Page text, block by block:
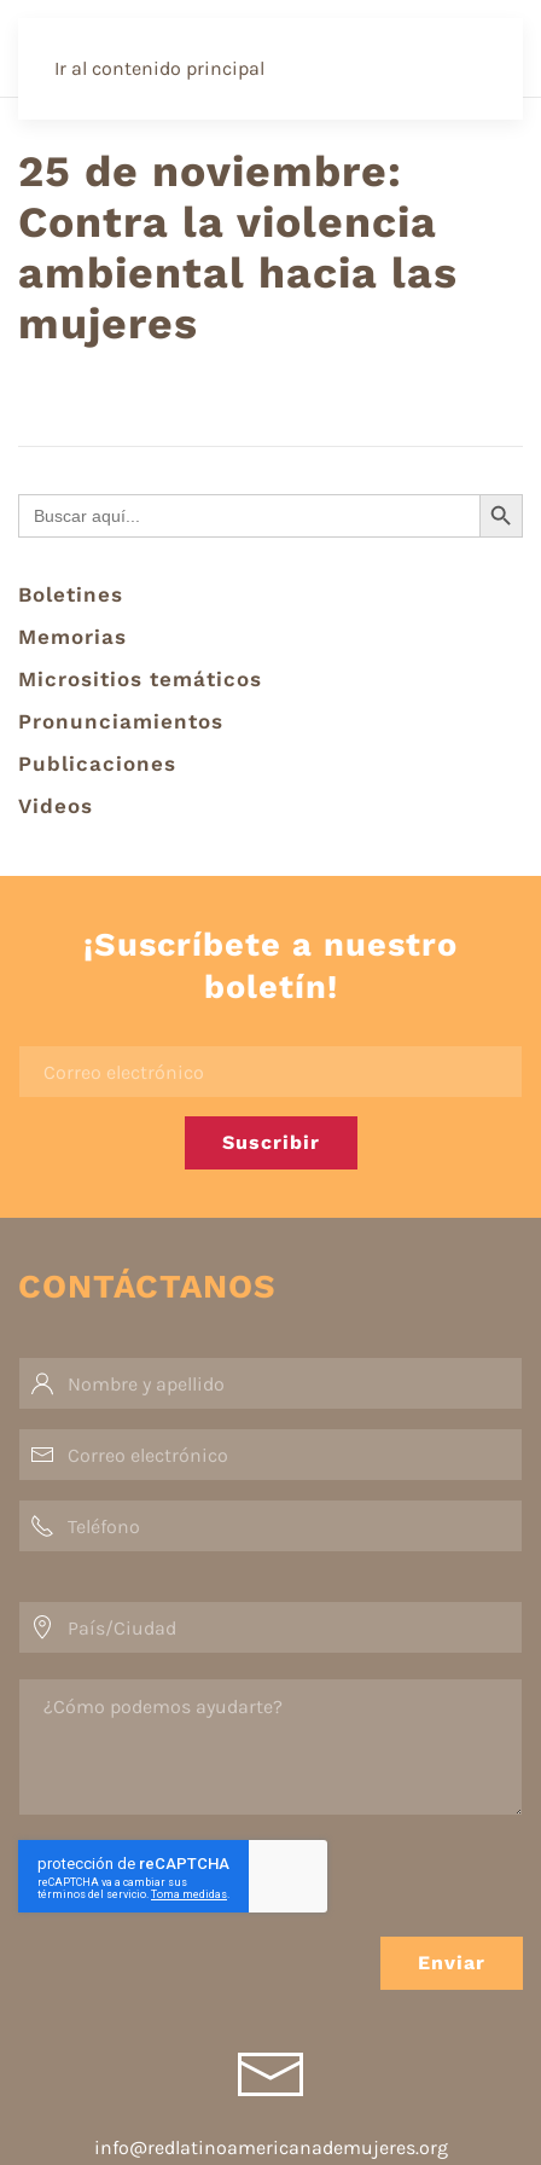
Ir al contenido principal
25 de noviembre:
Contra la violencia
ambiental hacia las
mujeres
Buscar: Botón de
Boletines
Memorias
Micrositios temáticos
Pronunciamientos
Publicaciones
Videos
¡Suscríbete a nuestro
boletín!
Suscribir
CONTÁCTANOS
Enviar
info@redlatinoamericanademujeres.org